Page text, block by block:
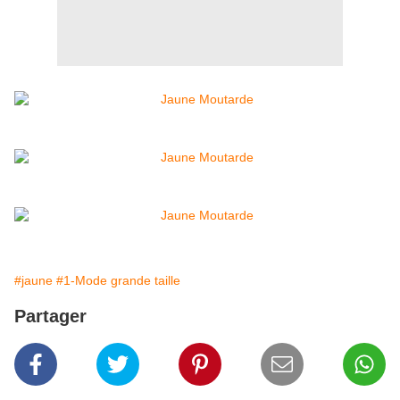
#jaune #1-Mode grande taille
Partager